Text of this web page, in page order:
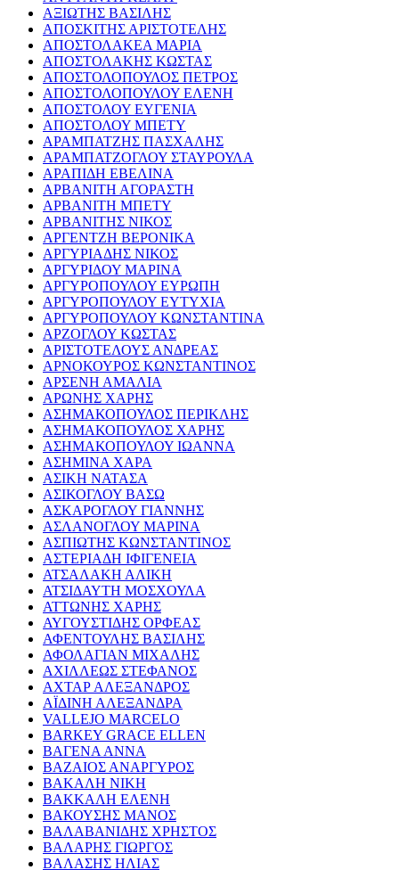
ΑΞΙΩΤΗΣ ΒΑΣΙΛΗΣ
ΑΠΟΣΚΙΤΗΣ ΑΡΙΣΤΟΤΕΛΗΣ
ΑΠΟΣΤΟΛΑΚΕΑ ΜΑΡΙΑ
ΑΠΟΣΤΟΛΑΚΗΣ ΚΩΣΤΑΣ
ΑΠΟΣΤΟΛΟΠΟΥΛΟΣ ΠΕΤΡΟΣ
ΑΠΟΣΤΟΛΟΠΟΥΛΟΥ ΕΛΕΝΗ
ΑΠΟΣΤΟΛΟΥ ΕΥΓΕΝΙΑ
ΑΠΟΣΤΟΛΟΥ ΜΠΕΤΥ
ΑΡΑΜΠΑΤΖΗΣ ΠΑΣΧΑΛΗΣ
ΑΡΑΜΠΑΤΖΟΓΛΟΥ ΣΤΑΥΡΟΥΛΑ
ΑΡΑΠΙΔΗ ΕΒΕΛΙΝΑ
ΑΡΒΑΝΙΤΗ ΑΓΟΡΑΣΤΗ
ΑΡΒΑΝΙΤΗ ΜΠΕΤΥ
ΑΡΒΑΝΙΤΗΣ ΝΙΚΟΣ
ΑΡΓΕΝΤΖΗ ΒΕΡΟΝΙΚΑ
ΑΡΓΥΡΙΑΔΗΣ ΝΙΚΟΣ
ΑΡΓΥΡΙΔΟΥ ΜΑΡΙΝΑ
ΑΡΓΥΡΟΠΟΥΛΟΥ ΕΥΡΩΠΗ
ΑΡΓΥΡΟΠΟΥΛΟΥ ΕΥΤΥΧΙΑ
ΑΡΓΥΡΟΠΟΥΛΟΥ ΚΩΝΣΤΑΝΤΙΝΑ
ΑΡΖΟΓΛΟΥ ΚΩΣΤΑΣ
ΑΡΙΣΤΟΤΕΛΟΥΣ ΑΝΔΡΕΑΣ
ΑΡΝΟΚΟΥΡΟΣ ΚΩΝΣΤΑΝΤΙΝΟΣ
ΑΡΣΕΝΗ ΑΜΑΛΙΑ
ΑΡΩΝΗΣ ΧΑΡΗΣ
ΑΣΗΜΑΚΟΠΟΥΛΟΣ ΠΕΡΙΚΛΗΣ
ΑΣΗΜΑΚΟΠΟΥΛΟΣ ΧΑΡΗΣ
ΑΣΗΜΑΚΟΠΟΥΛΟΥ ΙΩΑΝΝΑ
ΑΣΗΜΙΝΑ ΧΑΡΑ
ΑΣΙΚΗ ΝΑΤΑΣΑ
ΑΣΙΚΟΓΛΟΥ ΒΑΣΩ
ΑΣΚΑΡΟΓΛΟΥ ΓΙΑΝΝΗΣ
ΑΣΛΑΝΟΓΛΟΥ ΜΑΡΙΝΑ
ΑΣΠΙΩΤΗΣ ΚΩΝΣΤΑΝΤΙΝΟΣ
ΑΣΤΕΡΙΑΔΗ ΙΦΙΓΕΝΕΙΑ
ΑΤΣΑΛΑΚΗ ΑΛΙΚΗ
ΑΤΣΙΔΑΥΤΗ ΜΟΣΧΟΥΛΑ
ΑΤΤΩΝΗΣ ΧΑΡΗΣ
ΑΥΓΟΥΣΤΙΔΗΣ ΟΡΦΕΑΣ
ΑΦΕΝΤΟΥΛΗΣ ΒΑΣΙΛΗΣ
ΑΦΟΛΑΓΙΑΝ ΜΙΧΑΛΗΣ
ΑΧΙΛΛΕΩΣ ΣΤΕΦΑΝΟΣ
ΑΧΤΑΡ ΑΛΕΞΑΝΔΡΟΣ
ΑΪΔΙΝΗ ΑΛΕΞΑΝΔΡΑ
VALLEJO MARCELO
BARKEY GRACE ELLEN
ΒΑΓΕΝΑ ΑΝΝΑ
ΒΑΖΑΙΟΣ ΑΝΑΡΓΥΡΟΣ
ΒΑΚΑΛΗ ΝΙΚΗ
ΒΑΚΚΑΛΗ ΕΛΕΝΗ
ΒΑΚΟΥΣΗΣ ΜΑΝΟΣ
ΒΑΛΑΒΑΝΙΔΗΣ ΧΡΗΣΤΟΣ
ΒΑΛΑΡΗΣ ΓΙΩΡΓΟΣ
ΒΑΛΑΣΗΣ ΗΛΙΑΣ